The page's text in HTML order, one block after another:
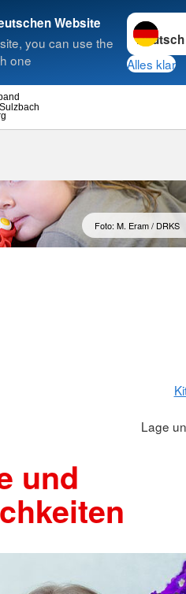
Website
you can use the
one
Sprache
Alles klar
Suche
Foto: M. Eram / DRKS
Lage
und